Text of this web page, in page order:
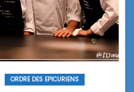
ORDRE DES EPICURIENS